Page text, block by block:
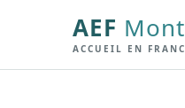
AEF
ACCUEIL EN